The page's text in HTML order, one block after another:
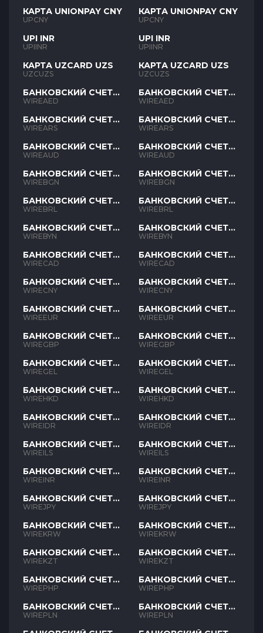
КАРТА UNIONPAY CNY
UPCNY
UPI INR
UPIINR
КАРТА UZCARD UZS
UZCUZS
БАНКОВСКИЙ СЧЕТ
AED
WIREAED
БАНКОВСКИЙ СЧЕТ
ARS
WIREARS
БАНКОВСКИЙ СЧЕТ
AUD
WIREAUD
БАНКОВСКИЙ СЧЕТ
BGN
WIREBGN
БАНКОВСКИЙ СЧЕТ
BRL
WIREBRL
БАНКОВСКИЙ СЧЕТ
BYN
WIREBYN
БАНКОВСКИЙ СЧЕТ
CAD
WIRECAD
БАНКОВСКИЙ СЧЕТ
CNY
WIRECNY
БАНКОВСКИЙ СЧЕТ
EUR
WIREEUR
БАНКОВСКИЙ СЧЕТ
GBP
WIREGBP
БАНКОВСКИЙ СЧЕТ
GEL
WIREGEL
БАНКОВСКИЙ СЧЕТ
HKD
WIREHKD
БАНКОВСКИЙ СЧЕТ
IDR
WIREIDR
БАНКОВСКИЙ СЧЕТ
ILS
WIREILS
БАНКОВСКИЙ СЧЕТ
INR
WIREINR
БАНКОВСКИЙ СЧЕТ
JPY
WIREJPY
БАНКОВСКИЙ СЧЕТ
KRW
WIREKRW
БАНКОВСКИЙ СЧЕТ
KZT
WIREKZT
БАНКОВСКИЙ СЧЕТ
PHP
WIREPHP
БАНКОВСКИЙ СЧЕТ
PLN
WIREPLN
КАРТА UNIONPAY CNY
UPCNY
UPI INR
UPIINR
КАРТА UZCARD UZS
UZCUZS
БАНКОВСКИЙ СЧЕТ
AED
WIREAED
БАНКОВСКИЙ СЧЕТ
ARS
WIREARS
БАНКОВСКИЙ СЧЕТ
AUD
WIREAUD
БАНКОВСКИЙ СЧЕТ
BGN
WIREBGN
БАНКОВСКИЙ СЧЕТ
BRL
WIREBRL
БАНКОВСКИЙ СЧЕТ
BYN
WIREBYN
БАНКОВСКИЙ СЧЕТ
CAD
WIRECAD
БАНКОВСКИЙ СЧЕТ
CNY
WIRECNY
БАНКОВСКИЙ СЧЕТ
EUR
WIREEUR
БАНКОВСКИЙ СЧЕТ
GBP
WIREGBP
БАНКОВСКИЙ СЧЕТ
GEL
WIREGEL
БАНКОВСКИЙ СЧЕТ
HKD
WIREHKD
БАНКОВСКИЙ СЧЕТ
IDR
WIREIDR
БАНКОВСКИЙ СЧЕТ
ILS
WIREILS
БАНКОВСКИЙ СЧЕТ
INR
WIREINR
БАНКОВСКИЙ СЧЕТ
JPY
WIREJPY
БАНКОВСКИЙ СЧЕТ
KRW
WIREKRW
БАНКОВСКИЙ СЧЕТ
KZT
WIREKZT
БАНКОВСКИЙ СЧЕТ
PHP
WIREPHP
БАНКОВСКИЙ СЧЕТ
PLN
WIREPLN